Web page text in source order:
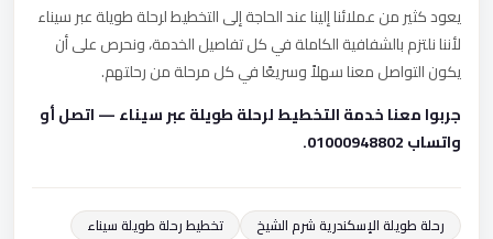
يعود كثير من عملائنا إلينا عند الحاجة إلى التخطيط لرحلة طويلة عبر سيناء
لأننا نلتزم بالشفافية الكاملة في كل تفاصيل الخدمة، ونحرص على أن
يكون التواصل معنا سهلاً وسريعًا في كل مرحلة من رحلتهم.
جربوا معنا خدمة التخطيط لرحلة طويلة عبر سيناء — اتصل أو
واتساب 01000948802.
رحلة طويلة الإسكندرية شرم الشيخ
تخطيط رحلة طويلة سيناء